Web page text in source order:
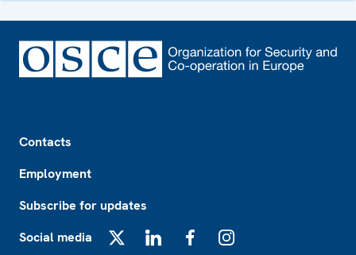
Contacts
Employment
Subscribe for updates
Social media